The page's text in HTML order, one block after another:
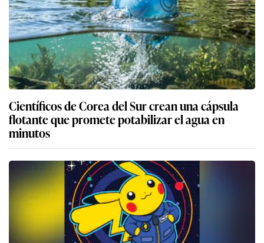
Científicos de Corea del Sur crean una cápsula
flotante que promete potabilizar el agua en
minutos